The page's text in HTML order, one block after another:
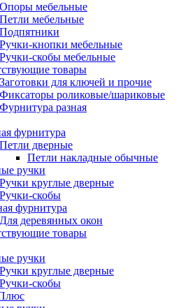
Опоры мебельные
Петли мебельные
Подпятники
Ручки-кнопки мебельные
Ручки-скобы мебельные
товары
Заготовки для ключей и прочие
Фиксаторы роликовые/шариковые
Фурнитура разная
фурнитура
Петли дверные
Петли накладные обычные
ручки
Ручки круглые дверные
Ручки-скобы
фурнитура
Для деревянных окон
товары
ручки
Ручки круглые дверные
Ручки-скобы